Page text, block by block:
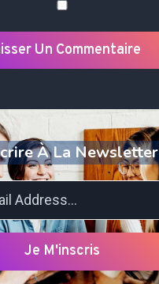
À La Newsletter
Je M'inscris